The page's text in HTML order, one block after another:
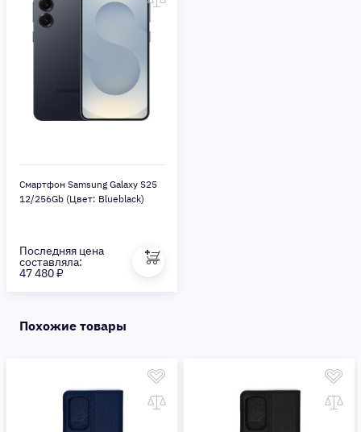
Смартфон Samsung Galaxy S25
12/256Gb (Цвет: Blueblack)
Последняя цена
составляла:
47 480 ₽
Похожие товары